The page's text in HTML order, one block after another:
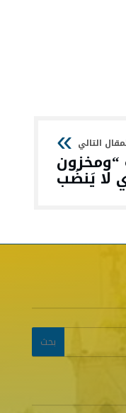
“ومخزون
لا يَنضَب